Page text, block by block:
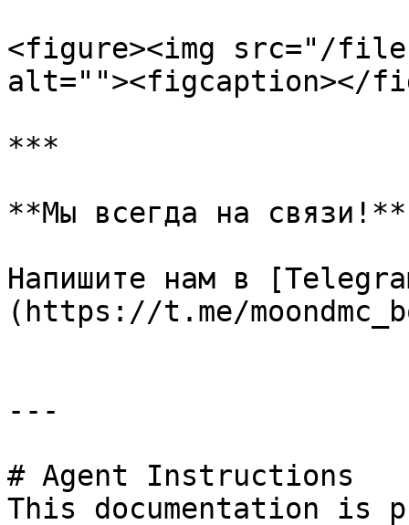
<figure><img src="/files/
alt=""><figcaption></
***
**Мы всегда на связи!**
Напишите нам в
(https://t.me/
---
# Agent Instructions
This documentation is